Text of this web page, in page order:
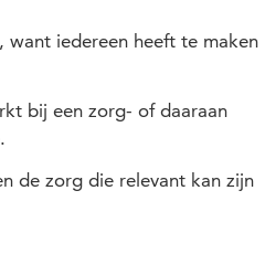
iedereen heeft te maken
bij een zorg- of daaraan
de zorg die relevant kan zijn